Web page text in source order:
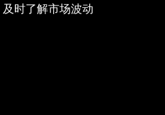
时了解市场波动